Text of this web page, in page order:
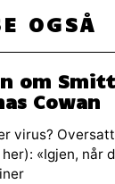
OGSÅ
om
Cowan
virus?
«Igjen, når